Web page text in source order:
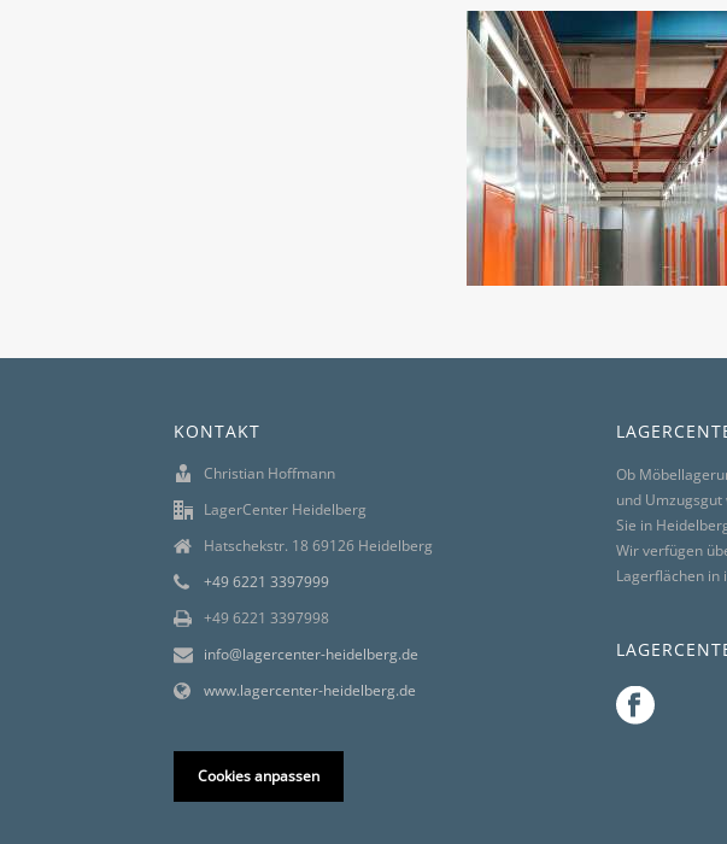
KONTAKT
Christian Hoffmann
LagerCenter Heidelberg
Hatschekstr. 18 69126 Heidelberg
+49 6221 3397999
+49 6221 3397998
info@lagercenter-heidelberg.de
www.lagercenter-heidelberg.de
Cookies anpassen
Ob
und
Sie in
Wir verfügen
Lagerflächen in